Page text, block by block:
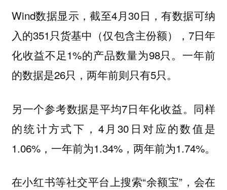
Wind数据显示，截至4月30日，有数据可纳
入的351只货基中（仅包含主份额），7日年
化收益不足1%的产品数量为98只。一年前
的数据是26只，两年前则只有5只。
另一个参考数据是平均7日年化收益。同样
的统计方式下，4月30日对应的数值是
1.06%，一年前为1.34%，两年前为1.74%。
在小红书等社交平台上搜索“余额宝”，会在